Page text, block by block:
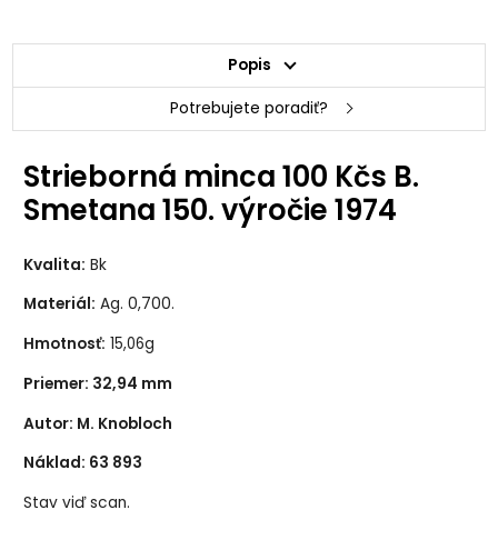
Popis
Potrebujete poradiť?
Strieborná minca 100 Kčs B.
Smetana 150. výročie 1974
Kvalita: Bk
Materiál: Ag. 0,700.
Hmotnosť: 15,06g
Priemer: 32,94 mm
Autor: M. Knobloch
Náklad: 63 893
Stav viď scan.